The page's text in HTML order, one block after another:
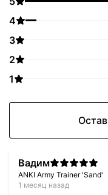
4
3
2
1
Вадим
ANKI Army Trainer 'Sand'
1 месяц назад